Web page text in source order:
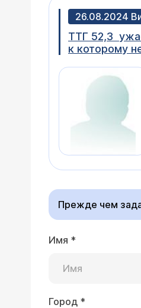
26.08.2024
ТТГ 52,3
к которому
Прежде чем
Имя *
Город *